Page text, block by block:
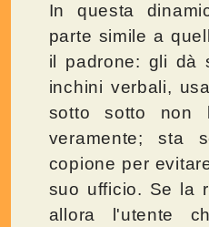
In questa
parte simile a
il padrone: gli dà
inchini verbali,
sotto sotto non
veramente; sta
copione per
suo ufficio. Se la
allora l'utente